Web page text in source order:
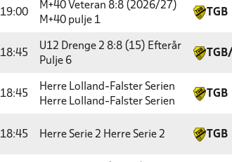
19:00
M+40 Veteran 8:8 (2026/27)
M+40 pulje 1
TGB
18:45
U12 Drenge 2 8:8 (15) Efterår
Pulje 6
18:45
Herre Lolland-Falster Serien
Herre Lolland-Falster Serien
TGB
18:45 Herre Serie 2 Herre Serie 2 TGB